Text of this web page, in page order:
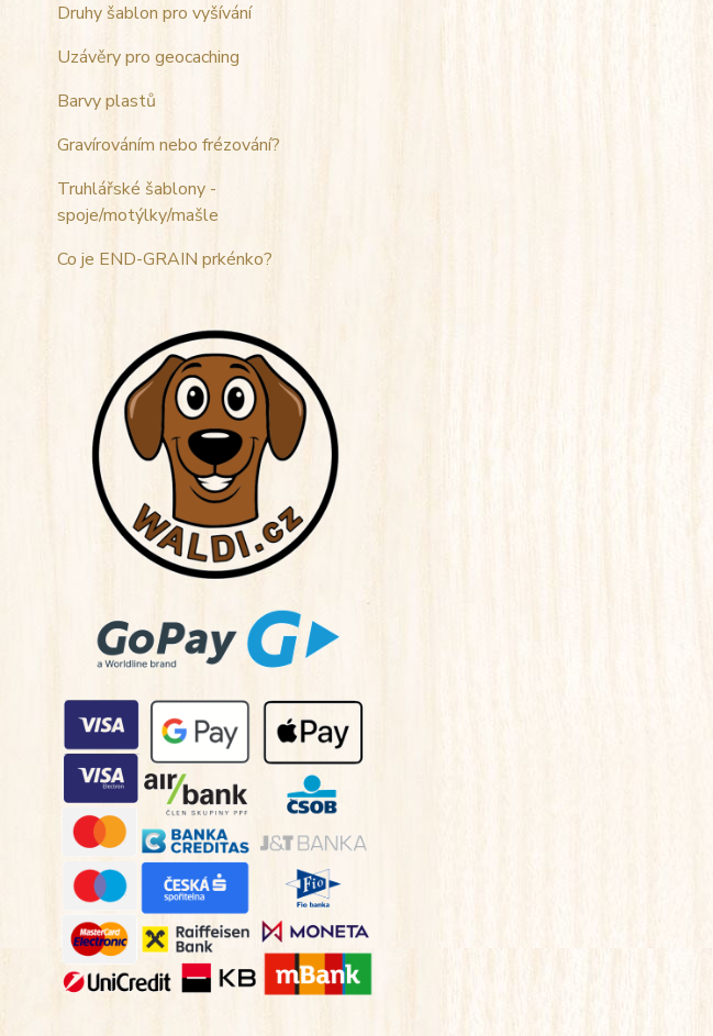
Druhy šablon pro vyšívání
Uzávěry pro geocaching
Barvy plastů
Gravírováním nebo frézování?
Truhlářské šablony -
spoje/motýlky/mašle
Co je END-GRAIN prkénko?